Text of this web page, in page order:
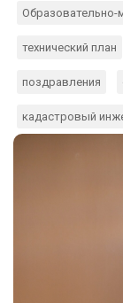
Образовательно-
технический план
поздравления
кадастровый